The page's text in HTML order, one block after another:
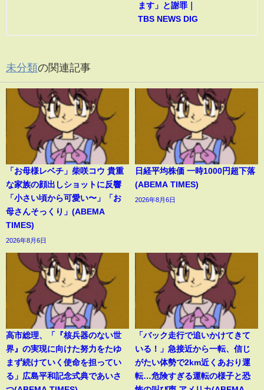
ます」と謝罪｜
TBS NEWS DIG
未分類の関連記事
「お母様レベチ」柴咲コウ 貴重
な家族の顔出しショットに反響
「小さい頃から可愛い〜」「お
母さんそっくり」(ABEMA
TIMES)
2026年8月6日
日経平均株価 一時1000円超下落
(ABEMA TIMES)
2026年8月6日
高市総理、「『核兵器のない世
界』の実現に向けた努力をたゆ
まず続けていく使命を担ってい
る」広島平和記念式典であいさ
「バック走行で追いかけてきて
いる！」急接近から一転、信じ
がたい体勢で2km近くあおり運
転…危険すぎる運転の様子と恐